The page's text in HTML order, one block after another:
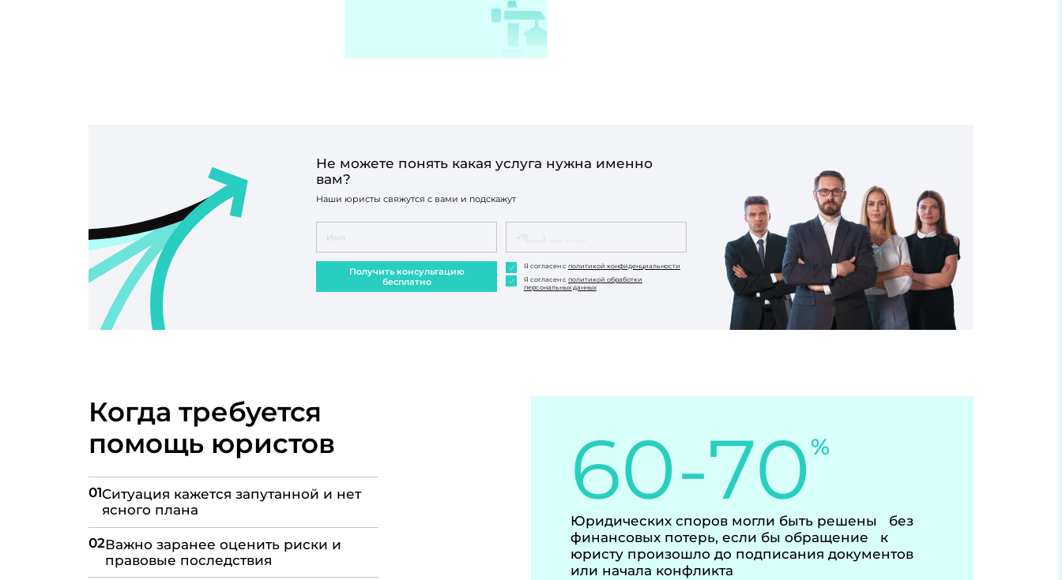
Не можете понять какая услуга нужна именно
вам?
Наши юристы свяжутся с вами и подскажут
Получить консультацию
бесплатно
Я согласен с политикой конфиденциальности
Я согласен с политикой обработки
персональных данных
Когда требуется
помощь юристов
01Ситуация кажется запутанной и нет
ясного плана
02Важно заранее оценить риски и
правовые последствия
60-70%
Юридических споров могли быть решены без
финансовых потерь, если бы обращение к
юристу произошло до подписания документов
или начала конфликта